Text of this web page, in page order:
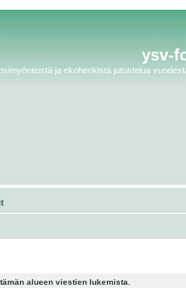
ysv-
ja ekohenkistä jutustelua
alueen viestien lukemista.